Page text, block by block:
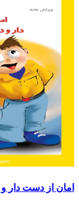
امان از دست دار